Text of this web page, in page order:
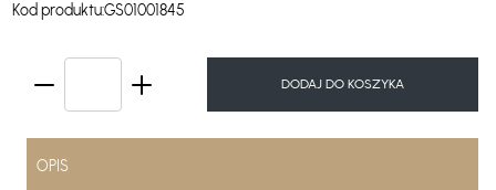
Kod produktu:GS01001845
DODAJ DO KOSZYKA
OPIS